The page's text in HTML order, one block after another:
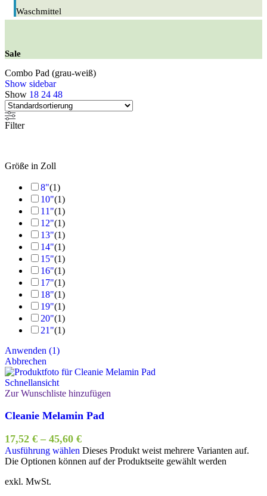
Waschmittel
Sale
Combo Pad (grau-weiß)
Show sidebar
Show 18 24 48
Filter
Größe in Zoll
8"(1)
10"(1)
11"(1)
12"(1)
13"(1)
14"(1)
15"(1)
16"(1)
17"(1)
18"(1)
19"(1)
20"(1)
21"(1)
Anwenden (1)
Abbrechen
Schnellansicht
Zur Wunschliste hinzufügen
Cleanie Melamin Pad
17,52 € – 45,60 €
Ausführung wählen Dieses Produkt weist mehrere Varianten auf.
Die Optionen können auf der Produktseite gewählt werden
exkl. MwSt.